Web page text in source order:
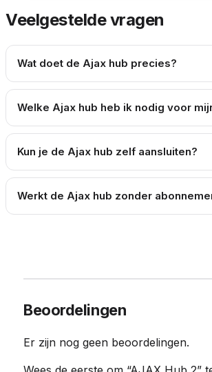
Veelgestelde vragen
Wat doet de Ajax hub precies?
Welke Ajax hub heb ik nodig voor
Kun je de Ajax hub zelf aansluiten?
Werkt de Ajax hub zonder
Beoordelingen
Er zijn nog geen beoordelingen.